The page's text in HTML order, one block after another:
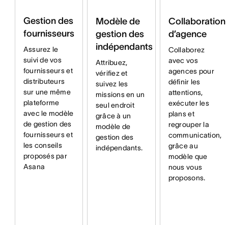
Gestion des
fournisseurs
Assurez le
suivi de vos
fournisseurs et
distributeurs
sur une même
plateforme
avec le modèle
de gestion des
fournisseurs et
les conseils
proposés par
Asana
Modèle de
gestion des
indépendants
Attribuez,
vérifiez et
suivez les
missions en un
seul endroit
grâce à un
modèle de
gestion des
indépendants.
Collaboration
d’agence
Collaborez
avec vos
agences pour
définir les
attentions,
exécuter les
plans et
regrouper la
communication,
grâce au
modèle que
nous vous
proposons.